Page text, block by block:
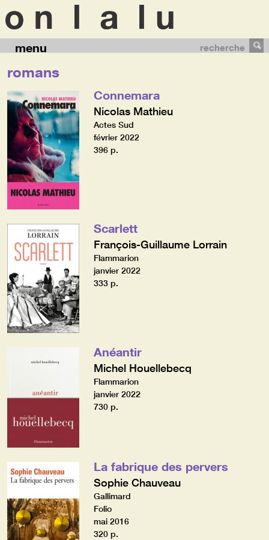
menu recherche
romans
Connemara
Nicolas Mathieu
Actes Sud
février 2022
396 p.
Scarlett
François-Guillaume Lorrain
Flammarion
janvier 2022
333 p.
Anéantir
Michel Houellebecq
Flammarion
janvier 2022
730 p.
La fabrique des pervers
Sophie Chauveau
Gallimard
Folio
mai 2016
320 p.